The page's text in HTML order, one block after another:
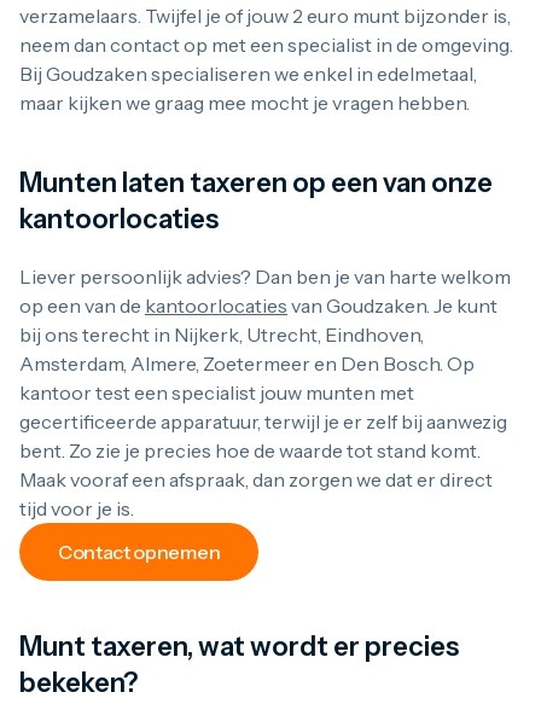
verzamelaars. Twijfel je of jouw 2 euro munt bijzonder is,
neem dan contact op met een specialist in de omgeving.
Bij Goudzaken specialiseren we enkel in edelmetaal,
maar kijken we graag mee mocht je vragen hebben.
Munten laten taxeren op een van onze
kantoorlocaties
Liever persoonlijk advies? Dan ben je van harte welkom
op een van de kantoorlocaties van Goudzaken. Je kunt
bij ons terecht in Nijkerk, Utrecht, Eindhoven,
Amsterdam, Almere, Zoetermeer en Den Bosch. Op
kantoor test een specialist jouw munten met
gecertificeerde apparatuur, terwijl je er zelf bij aanwezig
bent. Zo zie je precies hoe de waarde tot stand komt.
Maak vooraf een afspraak, dan zorgen we dat er direct
tijd voor je is.
Contact opnemen
Munt taxeren, wat wordt er precies
bekeken?